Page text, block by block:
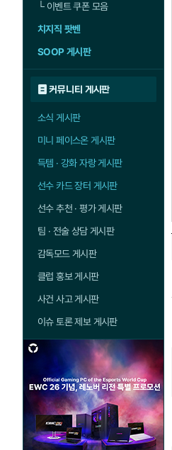
└이벤트 쿠폰 모음
치지직 팟벤
SOOP 게시판
커뮤니티 게시판
소식 게시판
미니 페이스온 게시판
득템 · 강화 자랑 게시판
선수 카드 장터 게시판
선수 추천 · 평가 게시판
팀 · 전술 상담 게시판
감독모드 게시판
클럽 홍보 게시판
사건 사고 게시판
이슈 토론 제보 게시판